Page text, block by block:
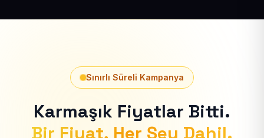
Sınırlı Süreli Kampanya
Karmaşık Fiyatlar Bitti.
Bir Fiyat, Her Şey Dahil.